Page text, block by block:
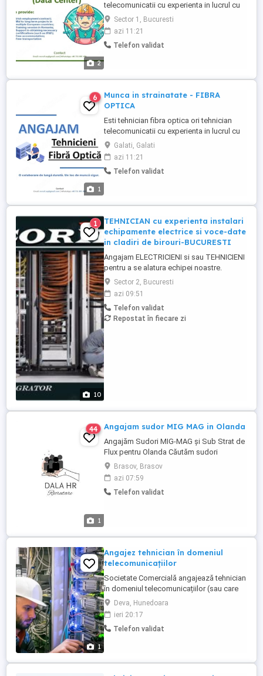
2
telecomunicatii cu experienta in lucrul cu
fibra optica? Cauti un loc de munca sau ai
deja unul, dar iti doresti o noua provocare
profesionala? Suntem o companie
irlandeza cu proiecte in tari europene
Sector 1, Bucuresti
azi 11:21
Telefon validat
1
6
Munca in strainatate - FIBRA
OPTICA
Esti tehnician fibra optica ori tehnician
telecomunicatii cu experienta in lucrul cu
fibra optica? Cauti un loc de munca sau ai
deja unul, dar iti doresti o noua provocare
profesionala? Suntem o companie
irlandeza cu proiecte in tari europene
Galati, Galati
azi 11:21
Telefon validat
10
1
TEHNICIAN cu experienta instalari
echipamente electrice si voce-date
in cladiri de birouri-BUCURESTI
Angajam ELECTRICIENI si sau TEHNICIENI
pentru a se alatura echipei noastre.
________________________________________
Daca sti ca ai experienta in executia si
punerea in functiune de instalatii electrice
de joasa tensiune si sau instalatii de
curenti slabi sau cablare structurata voce-
Sector 2, Bucuresti
azi 09:51
Telefon validat
Repostat în fiecare zi
1
44 Angajam sudor MIG MAG in Olanda
Angajăm Sudori MIG-MAG și Sub Strat de
Flux pentru Olanda Căutăm sudori
calificați pentru proiecte în Olanda, cu
experiență și certificări valabile pentru
procedeele: 135, 136, 138 (MIG-MAG) 121
(Sudură sub strat de flux) Salariu 16-18
Brasov, Brasov
azi 07:59
Telefon validat
1
Angajez tehnician în domeniul
telecomunicațiilor
Societate Comercială angajează tehnician
în domeniul telecomunicațiilor (sau care
este dornic să învețe, cu sau fără
experiență). Activitatea se desfășoară in
depozit, locația, Nurnberg, Germania.
Cazare + transport până la locul de muncă
Deva, Hunedoara
ieri 20:17
Telefon validat